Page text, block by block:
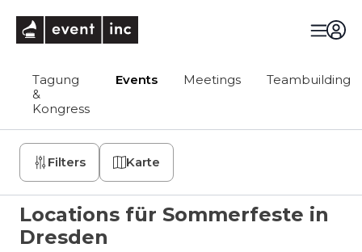
Tagung
&
Kongress
Events Meetings Teambuilding
Filters Karte
Locations für Sommerfeste in
Dresden